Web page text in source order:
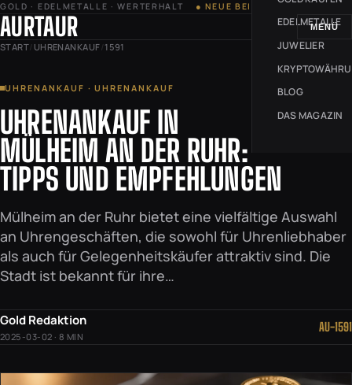
GOLD · EDELMETALLE · WERTERHALT ● NEUE BEITRÄGE JEDE WOCHE
AURTAUR MENÜ
EDELMETALLE
JUWELIER
BLOG
DAS MAGAZIN
START/ UHRENANKAUF/1591
UHRENANKAUF · UHRENANKAUF
UHRENANKAUF IN
MÜLHEIM AN DER RUHR:
TIPPS UND EMPFEHLUNGEN
Mülheim an der Ruhr bietet eine vielfältige Auswahl
an Uhrengeschäften, die sowohl für Uhrenliebhaber
als auch für Gelegenheitskäufer attraktiv sind. Die
Stadt ist bekannt für ihre…
Gold Redaktion
2025-03-02 · 8 MIN
AU-1591